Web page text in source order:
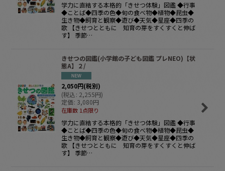
学力に直結する本格的「きせつ体験」図鑑 ◆行事
◆ことば◆四季の色◆旬の食べ物◆植物◆昆虫◆
生き物◆飼育と観察◆遊び◆天気◆星座◆四季の
歌 【きせつとともに 知育の芽をすくすくと伸ば
す】 季節…
きせつの図鑑(小学館の子ども図鑑 プレNEO)【状
態A】２/
2,050円(税別)
(税込: 2,255円)
定価: 3,080円
在庫数 1点限り
学力に直結する本格的「きせつ体験」図鑑 ◆行事
◆ことば◆四季の色◆旬の食べ物◆植物◆昆虫◆
生き物◆飼育と観察◆遊び◆天気◆星座◆四季の
歌 【きせつとともに 知育の芽をすくすくと伸ば
す】 季節…